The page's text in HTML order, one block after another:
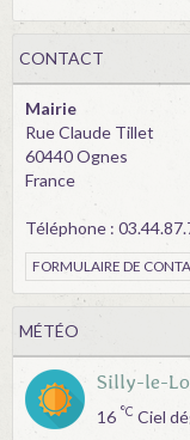
CONTACT
Mairie
Rue Claude Tillet
60440 Ognes
France
Téléphone :
FORMULAIRE DE
MÉTÉO
Silly-le-
16 °C Ciel